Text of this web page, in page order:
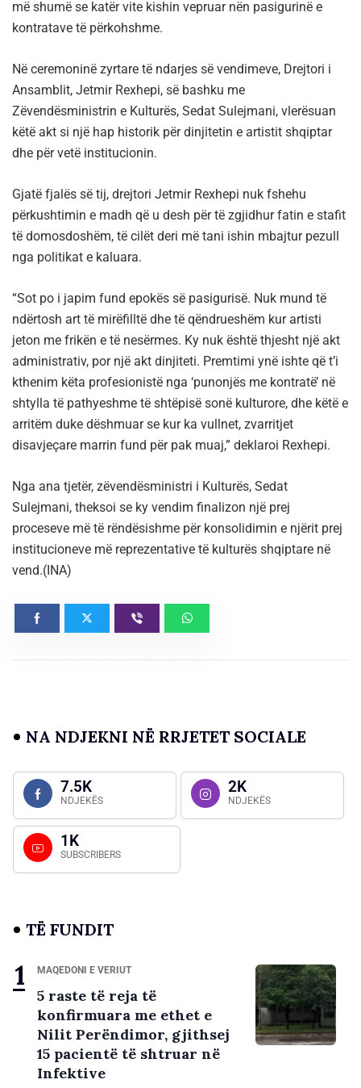
më shumë se katër vite kishin vepruar nën pasigurinë e
kontratave të përkohshme.
Në ceremoninë zyrtare të ndarjes së vendimeve, Drejtori i
Ansamblit, Jetmir Rexhepi, së bashku me
Zëvendësministrin e Kulturës, Sedat Sulejmani, vlerësuan
këtë akt si një hap historik për dinjitetin e artistit shqiptar
dhe për vetë institucionin.
Gjatë fjalës së tij, drejtori Jetmir Rexhepi nuk fshehu
përkushtimin e madh që u desh për të zgjidhur fatin e stafit
të domosdoshëm, të cilët deri më tani ishin mbajtur pezull
nga politikat e kaluara.
“Sot po i japim fund epokës së pasigurisë. Nuk mund të
ndërtosh art të mirëfilltë dhe të qëndrueshëm kur artisti
jeton me frikën e të nesërmes. Ky nuk është thjesht një akt
administrativ, por një akt dinjiteti. Premtimi ynë ishte që t’i
kthenim këta profesionistë nga ‘punonjës me kontratë’ në
shtylla të pathyeshme të shtëpisë sonë kulturore, dhe këtë e
arritëm duke dëshmuar se kur ka vullnet, zvarritjet
disavjeçare marrin fund për pak muaj,” deklaroi Rexhepi.
Nga ana tjetër, zëvendësministri i Kulturës, Sedat
Sulejmani, theksoi se ky vendim finalizon një prej
proceseve më të rëndësishme për konsolidimin e njërit prej
institucioneve më reprezentative të kulturës shqiptare në
vend.(INA)
NA NDJEKNI NË RRJETET SOCIALE
7.5K
NDJEKËS
2K
NDJEKËS
1K
SUBSCRIBERS
TË FUNDIT
MAQEDONI E VERIUT
5 raste të reja të
konfirmuara me ethet e
Nilit Perëndimor, gjithsej
15 pacientë të shtruar në
Infektive